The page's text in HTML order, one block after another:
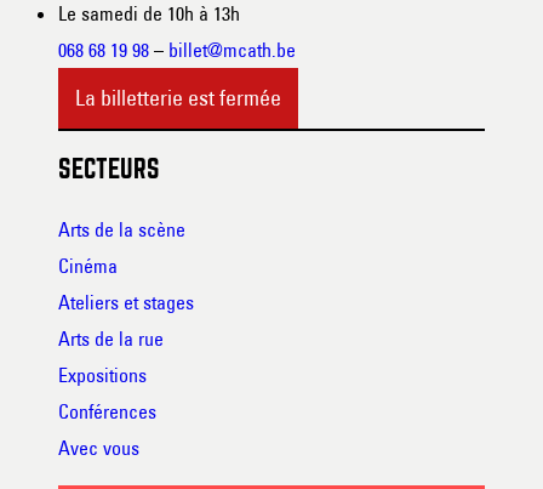
Le samedi de 10h à 13h
068 68 19 98 – billet@mcath.be
La billetterie est fermée
SECTEURS
Arts de la scène
Cinéma
Ateliers et stages
Arts de la rue
Expositions
Conférences
Avec vous